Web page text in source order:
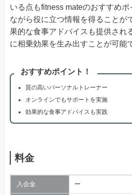
いる点もfitness mateのおすすめ
ながら役に立つ情報を得ることが
果的な食事アドバイスも提供され
に相乗効果を生み出すことが可能
おすすめポイント！
質の高いパーソナルトレーナー
オンラインでもサポートを実施
効果的な食事アドバイスも実践
料金
入会金 ー